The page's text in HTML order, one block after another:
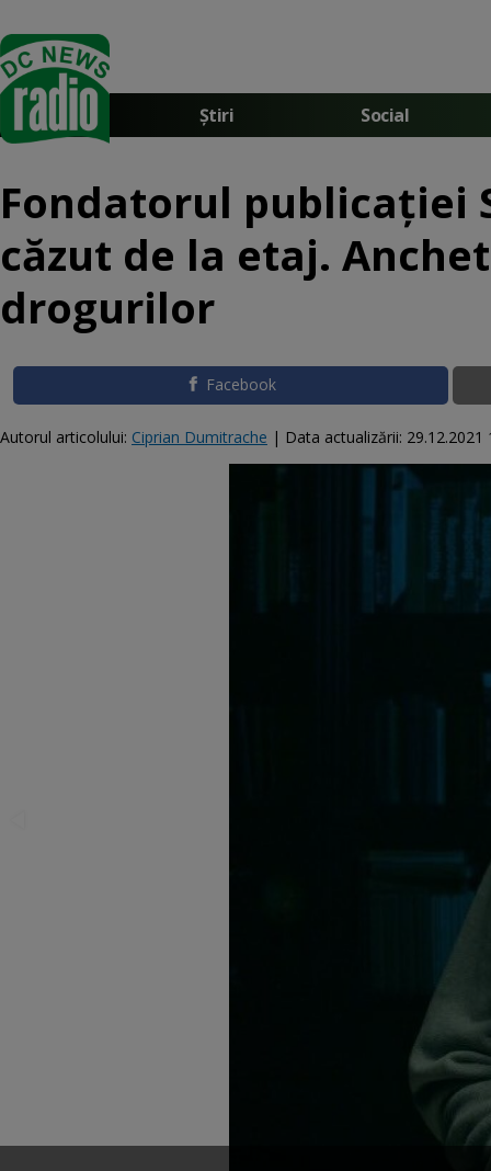
Știri Social
Fondatorul publicației
căzut de la etaj.
drogurilor
Facebook
Autorul articolului: Ciprian Dumitrache | Data actualizării: 29.12.2021